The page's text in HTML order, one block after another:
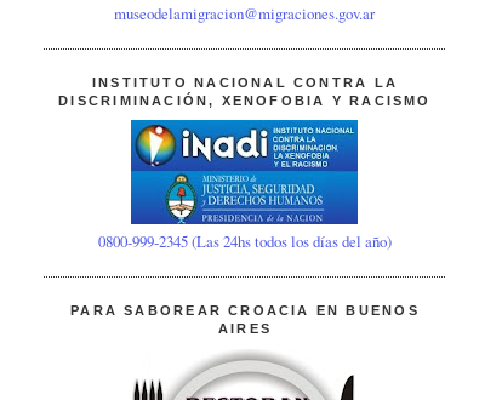
museodelamigracion@migraciones.gov.ar
INSTITUTO NACIONAL CONTRA LA
DISCRIMINACIÓN, XENOFOBIA Y RACISMO
0800-999-2345 (Las 24hs todos los días del año)
PARA SABOREAR CROACIA EN BUENOS
AIRES